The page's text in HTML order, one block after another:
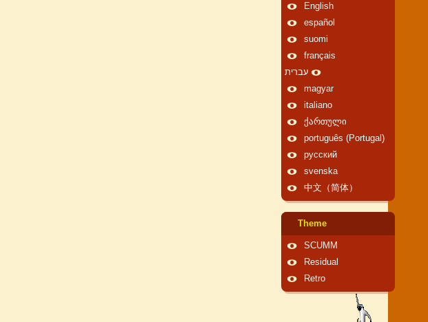
English
español
suomi
français
עברית
magyar
italiano
ქართული
português (Portugal)
русский
svenska
中文（简体）
Theme
SCUMM
Residual
Retro